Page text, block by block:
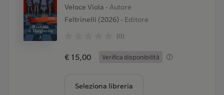
Veloce Viola - Autore
Feltrinelli (2026)- Editore
(0)
€ 15,00 Verifica disponibilità
Seleziona libreria